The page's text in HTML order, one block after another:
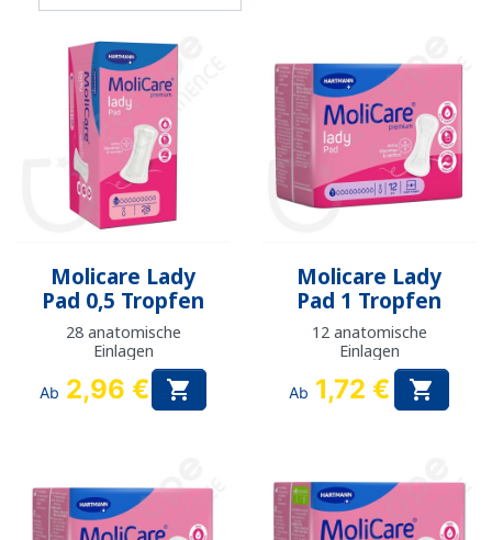
Molicare Lady
Pad 0,5 Tropfen
28 anatomische
Einlagen
Ab 2,96 € 
Molicare Lady
Pad 1 Tropfen
12 anatomische
Einlagen
Ab 1,72 € 